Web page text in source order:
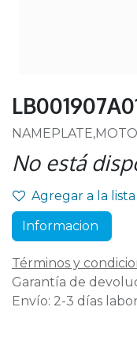
No está
Agregar a la
Informacion
Términos y
Garantía de
Envío: 2-3 días